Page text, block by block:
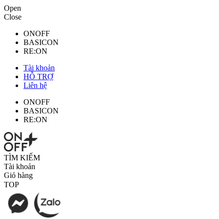
Open
Close
ONOFF
BASICON
RE:ON
Tài khoản
HỖ TRỢ
Liên hệ
ONOFF
BASICON
RE:ON
TÌM KIẾM
Tài khoản
Giỏ hàng
TOP